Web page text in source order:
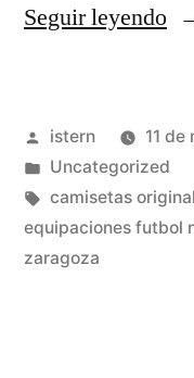
Seguir leyendo
nfl
en
Publicado
por
istern
11
Publicado
en
Uncategorized
Etiquetas:
camisetas
equipaciones futbol
zaragoza